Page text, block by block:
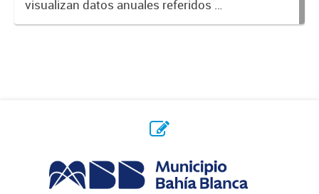
visualizan datos anuales referidos a
la transparencia fiscal e impositiva